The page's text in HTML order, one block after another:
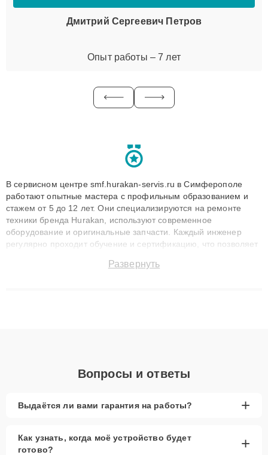
Дмитрий Сергеевич Петров
Опыт работы – 7 лет
В сервисном центре smf.hurakan-servis.ru в Симферополе
работают опытные мастера с профильным образованием и
стажем от 5 до 12 лет. Они специализируются на ремонте
техники бренда Hurakan, используют современное
оборудование и оригинальные запчасти. Каждый инженер
регулярно проходит обучение и сертификацию, что позволяет
технику с сохранением гарантии до 3 лет. Наши мастера
Развернуть
Вопросы и ответы
Выдаётся ли вами гарантия на работы? +
Как узнать, когда моё устройство будет
готово?
+